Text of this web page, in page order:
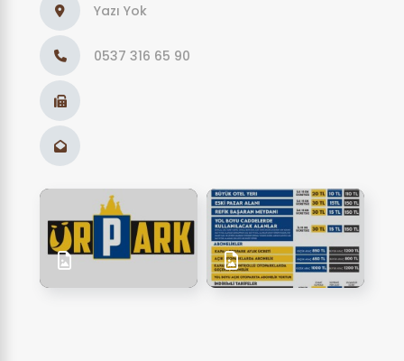
Yazı Yok
0537 316 65 90